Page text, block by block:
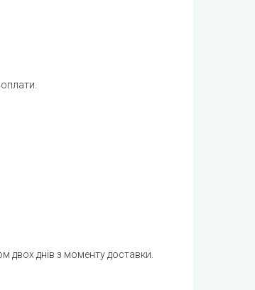
850
двох днів з моменту доставки.